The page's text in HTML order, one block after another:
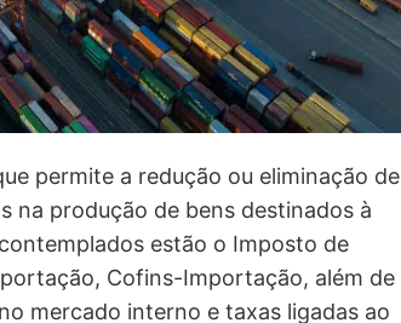
permite a redução ou eliminação de
na produção de bens destinados à
estão o Imposto de
Cofins-Importação, além de
mercado interno e taxas ligadas ao